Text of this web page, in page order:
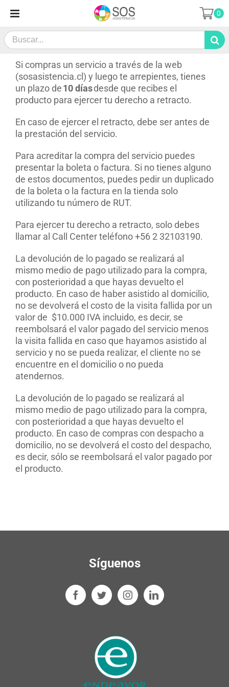
contenido
Search
for:
0
Si compras un servicio a través de la web
(sosasistencia.cl) y luego te arrepientes, tienes
un plazo de10 díasdesde que recibes el
producto para ejercer tu derecho a retracto.
En caso de ejercer el retracto, debe ser antes de
la prestación del servicio.
Para acreditar la compra del servicio puedes
presentar la boleta o factura. Si no tienes alguno
de estos documentos, puedes pedir un duplicado
de la boleta o la factura en la tienda solo
utilizando tu número de RUT.
Para ejercer tu derecho a retracto, solo debes
llamar al Call Center teléfono +56 2 32103190.
La devolución de lo pagado se realizará al
mismo medio de pago utilizado para la compra,
con posterioridad a que hayas devuelto el
producto. En caso de haber asistido al domicilio,
no se devolverá el costo de la visita fallida por un
valor de $10.000 IVA incluido, es decir, se
reembolsará el valor pagado del servicio menos
la visita fallida en caso que hayamos asistido al
servicio y no se pueda realizar, el cliente no se
encuentre en el domicilio o no pueda
atendernos.
La devolución de lo pagado se realizará al
mismo medio de pago utilizado para la compra,
con posterioridad a que hayas devuelto el
producto. En caso de compras con despacho a
domicilio, no se devolverá el costo del despacho,
es decir, sólo se reembolsará el valor pagado por
el producto.
Síguenos